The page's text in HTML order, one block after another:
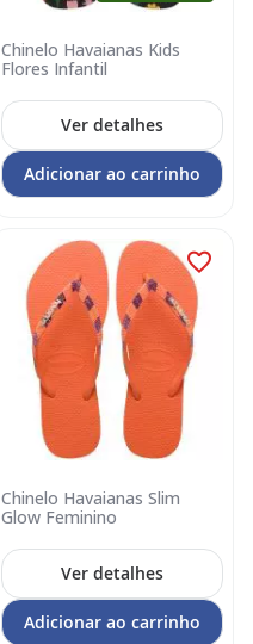
Chinelo Havaianas Kids
Flores Infantil
Ver detalhes
Adicionar ao carrinho
Chinelo Havaianas Slim
Glow Feminino
Ver detalhes
Adicionar ao carrinho